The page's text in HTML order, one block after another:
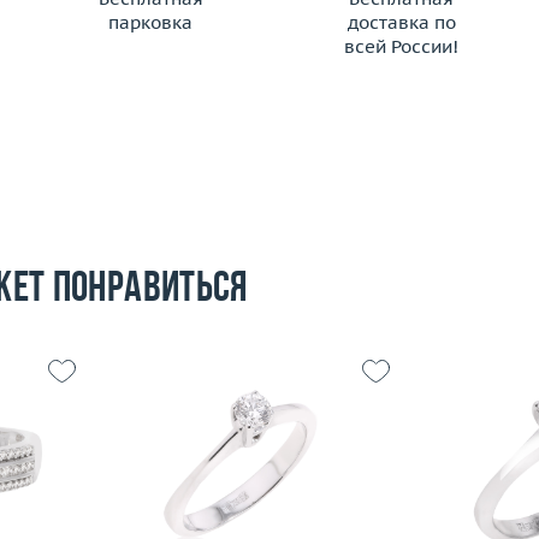
парковка
доставка по
всей России!
понравиться
17.5
3.12
Материал
золото 750 пробы
Материал